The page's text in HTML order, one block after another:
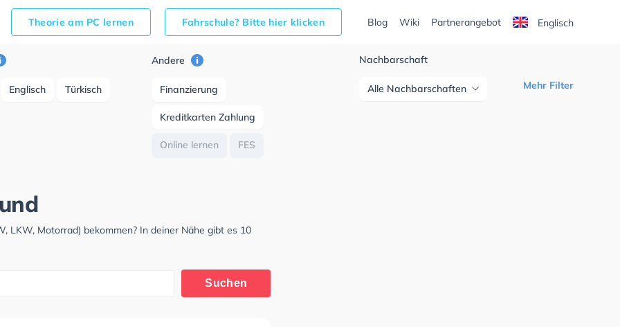
Theorie am PC lernen Fahrschule? Bitte hier klicken Blog Wiki Partnerangebot Englisch
Englisch Türkisch
Andere
Finanzierung
Kreditkarten Zahlung
Online lernen FES
Nachbarschaft
Alle Nachbarschaften Mehr Filter
LKW, Motorrad) bekommen? In deiner Nähe gibt es 10
Suchen